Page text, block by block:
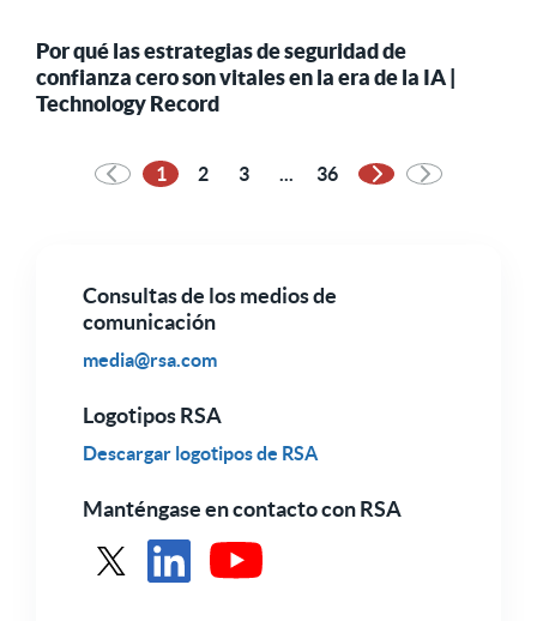
Consultas de los medios de
comunicación
media@rsa.com
Logotipos RSA
Descargar logotipos de RSA
Manténgase en contacto con RSA
Por qué las estrategias de seguridad de
confianza cero son vitales en la era de la IA |
Technology Record
1 2 3 ... 36
Página siguiente